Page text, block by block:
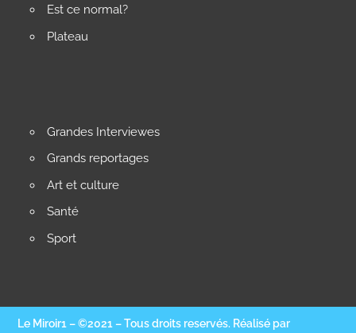
Est ce normal?
Plateau
Grandes Interviewes
Grands reportages
Art et culture
Santé
Sport
Le Miroir1 – ©2021 – Tous droits reservés. Réalisé par